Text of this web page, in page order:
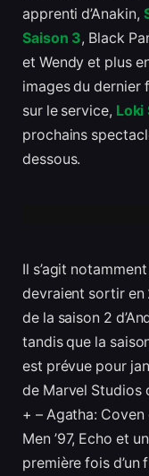
apprenti d’Anakin,
Saison 3, Black
et Wendy et plus
images du dernier
sur le service, Loki
prochains
dessous.
Il s’agit
devraient sortir en
de la saison 2
tandis que la
est prévue pour
de Marvel Studios
+ – Agatha:
Men ’97, Echo et
première fois d’un